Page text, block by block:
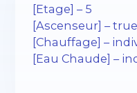
[Etage] – 5
[Ascenseur] – true
[Chauffage] –
[Eau Chaude] –